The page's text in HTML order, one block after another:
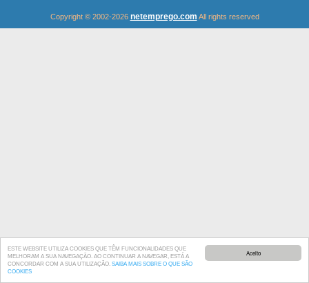
Aceito
ESTE WEBSITE UTILIZA COOKIES QUE TÊM FUNCIONALIDADES QUE
MELHORAM A SUA NAVEGAÇÃO. AO CONTINUAR A NAVEGAR, ESTÁ A
CONCORDAR COM A SUA UTILIZAÇÃO. SAIBA MAIS SOBRE O QUE SÃO
COOKIES
Copyright © 2002-2026 netemprego.com All rights reserved